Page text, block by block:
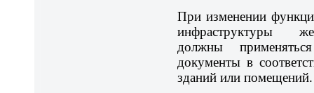
При изменении
инфраструктуры
должны
документы в
зданий или помещений.